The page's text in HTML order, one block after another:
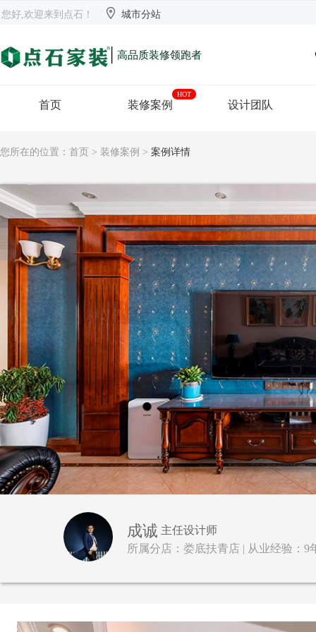
欢迎来到点石  长沙 【切换】
您好,欢迎来到点石！  城市分站
| 高品质装修领跑者
首页 装修案例
HOT
设计团队
您所在的位置： 首页 > 装修案例 > 案例详情
成诚 主任设计师
所属分店：娄底扶青店 | 从业经验：9